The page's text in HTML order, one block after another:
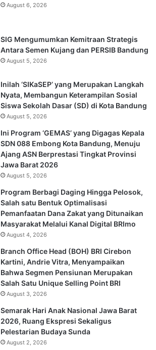
August 6, 2026
SIG Mengumumkan Kemitraan Strategis
Antara Semen Kujang dan PERSIB Bandung
August 5, 2026
Inilah ‘SIKaSEP’ yang Merupakan Langkah
Nyata, Membangun Keterampilan Sosial
Siswa Sekolah Dasar (SD) di Kota Bandung
August 5, 2026
Ini Program ‘GEMAS’ yang Digagas Kepala
SDN 088 Embong Kota Bandung, Menuju
Ajang ASN Berprestasi Tingkat Provinsi
Jawa Barat 2026
August 5, 2026
Program Berbagi Daging Hingga Pelosok,
Salah satu Bentuk Optimalisasi
Pemanfaatan Dana Zakat yang Ditunaikan
Masyarakat Melalui Kanal Digital BRImo
August 4, 2026
Branch Office Head (BOH) BRI Cirebon
Kartini, Andrie Vitra, Menyampaikan
Bahwa Segmen Pensiunan Merupakan
Salah Satu Unique Selling Point BRI
August 3, 2026
Semarak Hari Anak Nasional Jawa Barat
2026, Ruang Ekspresi Sekaligus
Pelestarian Budaya Sunda
August 2, 2026